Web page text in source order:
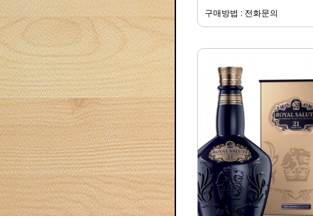
구매방법 : 전화문의